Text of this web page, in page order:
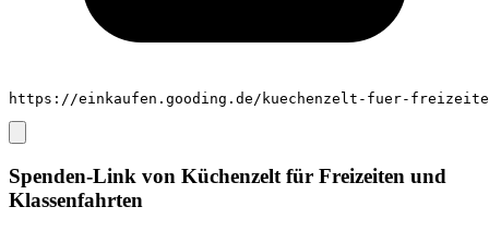
https://einkaufen.gooding.de/kuechenzelt-fuer-
Spenden-Link von Küchenzelt für Freizeiten und
Klassenfahrten